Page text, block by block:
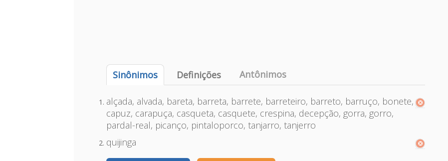
Sinônimos Definições Antônimos
alçada, alvada, bareta, barreta, barrete, barreteiro, barreto, barruço, bonete,
capuz, carapuça, casqueta, casquete, crespina, decepção, gorra, gorro,
pardal-real, picanço, pintaloporco, tanjarro, tanjerro
quijinga